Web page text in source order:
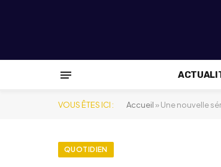
VOUS ÊTES ICI : Accueil »Une nouvelle
QUOTIDIEN